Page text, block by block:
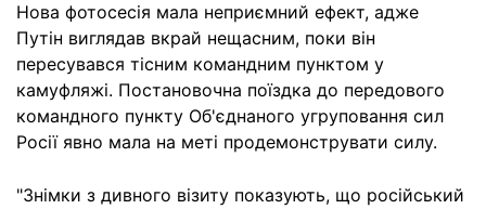
Нова фотосесія мала неприємний ефект, адже
Путін виглядав вкрай нещасним, поки він
пересувався тісним командним пунктом у
камуфляжі. Постановочна поїздка до передового
командного пункту Об'єднаного угруповання сил
Росії явно мала на меті продемонструвати силу.
"Знімки з дивного візиту показують, що російський